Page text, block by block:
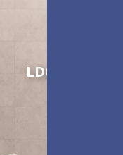
LDC Series